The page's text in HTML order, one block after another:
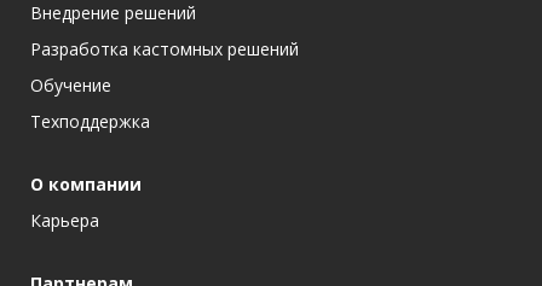
Внедрение решений
Разработка кастомных решений
Обучение
Техподдержка
О компании
Карьера